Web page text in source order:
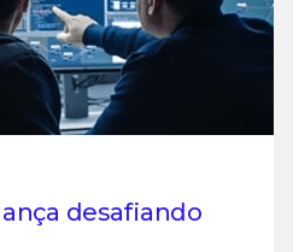
desafiando